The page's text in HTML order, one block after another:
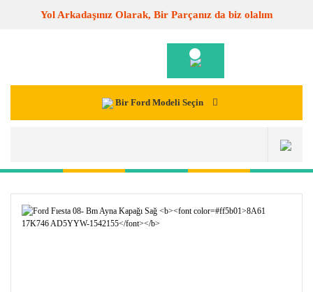
Yol Arkadaşınız Olarak, Bir Parçanız da biz olalım
Bir Ford Modeli Seçin